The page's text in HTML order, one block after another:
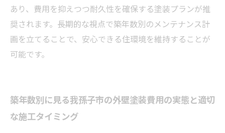
あり、費用を抑えつつ耐久性を確保する塗装プランが推
奨されます。長期的な視点で築年数別のメンテナンス計
画を立てることで、安心できる住環境を維持することが
可能です。
築年数別に見る我孫子市の外壁塗装費用の実態と適切
な施工タイミング